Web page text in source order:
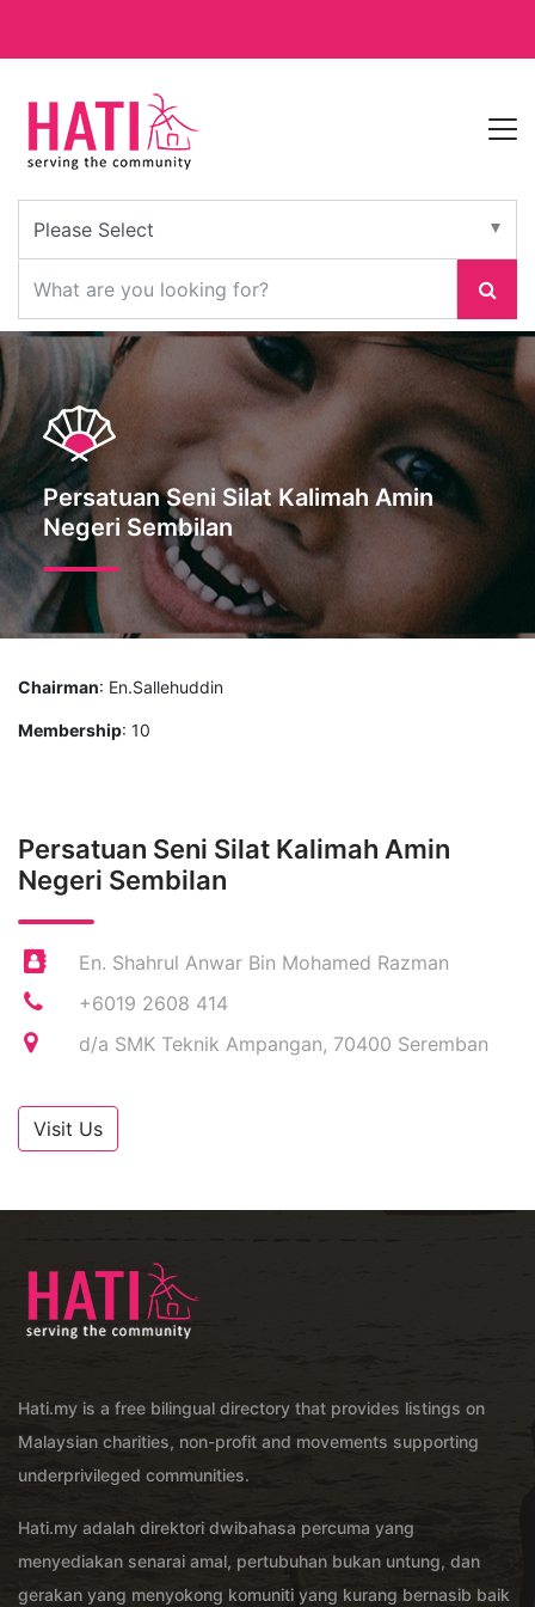
Persatuan Seni Silat Kalimah Amin
Negeri Sembilan
Chairman: En.Sallehuddin
Membership: 10
Persatuan Seni Silat Kalimah Amin
Negeri Sembilan
En. Shahrul Anwar Bin Mohamed Razman
+6019 2608 414
d/a SMK Teknik Ampangan, 70400 Seremban
Visit Us
Hati.my is a free bilingual directory that provides listings on
Malaysian charities, non-profit and movements supporting
underprivileged communities.
Hati.my adalah direktori dwibahasa percuma yang
menyediakan senarai amal, pertubuhan bukan untung, dan
gerakan yang menyokong komuniti yang kurang bernasib baik